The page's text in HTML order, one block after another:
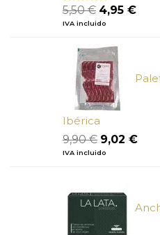
Valorado
con
de
5
5,50€ El
precio
era:
5,50 €.
4,95 €El
IVA incluido
Ibérica
9,90€ El
precio
9,90 €.
9,02 €El
IVA incluido